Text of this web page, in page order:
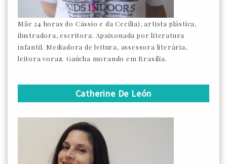
Mãe 24 horas do Cássio e da Cecília), artista plástica,
ilustradora, escritora. Apaixonada por literatura
infantil. Mediadora de leitura, assessora literária,
leitora voraz. Gaúcha morando em Brasília.
Catherine De León